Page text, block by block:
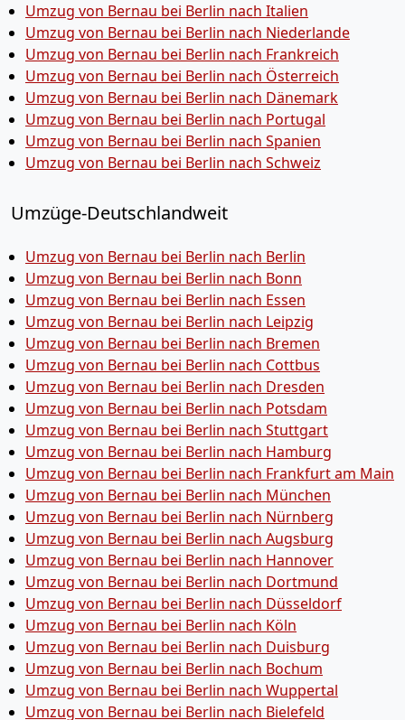
Umzug von Bernau bei Berlin nach Italien
Umzug von Bernau bei Berlin nach Niederlande
Umzug von Bernau bei Berlin nach Frankreich
Umzug von Bernau bei Berlin nach Österreich
Umzug von Bernau bei Berlin nach Dänemark
Umzug von Bernau bei Berlin nach Portugal
Umzug von Bernau bei Berlin nach Spanien
Umzug von Bernau bei Berlin nach Schweiz
Umzüge-Deutschlandweit
Umzug von Bernau bei Berlin nach Berlin
Umzug von Bernau bei Berlin nach Bonn
Umzug von Bernau bei Berlin nach Essen
Umzug von Bernau bei Berlin nach Leipzig
Umzug von Bernau bei Berlin nach Bremen
Umzug von Bernau bei Berlin nach Cottbus
Umzug von Bernau bei Berlin nach Dresden
Umzug von Bernau bei Berlin nach Potsdam
Umzug von Bernau bei Berlin nach Stuttgart
Umzug von Bernau bei Berlin nach Hamburg
Umzug von Bernau bei Berlin nach Frankfurt am Main
Umzug von Bernau bei Berlin nach München
Umzug von Bernau bei Berlin nach Nürnberg
Umzug von Bernau bei Berlin nach Augsburg
Umzug von Bernau bei Berlin nach Hannover
Umzug von Bernau bei Berlin nach Dortmund
Umzug von Bernau bei Berlin nach Düsseldorf
Umzug von Bernau bei Berlin nach Köln
Umzug von Bernau bei Berlin nach Duisburg
Umzug von Bernau bei Berlin nach Bochum
Umzug von Bernau bei Berlin nach Wuppertal
Umzug von Bernau bei Berlin nach Bielefeld